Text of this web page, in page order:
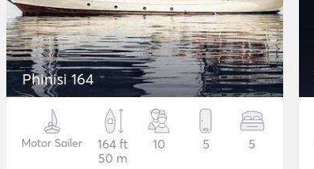
Phinisi 164
Motor Sailer
164 ft
50 m
10 5 5